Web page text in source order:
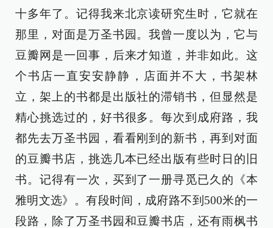
十多年了。记得我来北京读研究生时，它就在
那里，对面是万圣书园。我曾一度以为，它与
豆瓣网是一回事，后来才知道，并非如此。这
个书店一直安安静静，店面并不大，书架林
立，架上的书都是出版社的滞销书，但显然是
精心挑选过的，好书很多。每次到成府路，我
都先去万圣书园，看看刚到的新书，再到对面
的豆瓣书店，挑选几本已经出版有些时日的旧
书。记得有一次，买到了一册寻觅已久的《本
雅明文选》。有段时间，成府路不到500米的一
段路，除了万圣书园和豆瓣书店，还有雨枫书